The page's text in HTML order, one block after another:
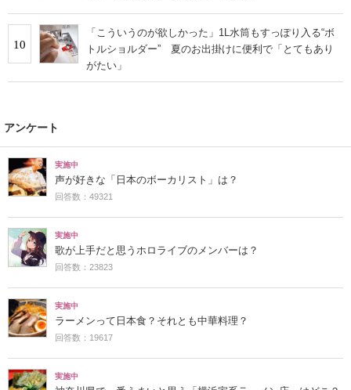
10
「こういうのが欲しかった」1L水筒もすっぽり入る“ボ
トルショルダー” 夏のお出掛けに便利で「とてもあり
がたい」
アンケート
実施中
声が好きな「日本のボーカリスト」は？
回答数：49321
実施中
歌が上手だと思うホロライブのメンバーは？
回答数：23823
実施中
ラーメンって日本食？それとも中華料理？
回答数：19617
実施中